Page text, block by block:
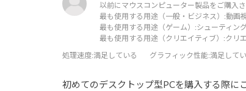
以前にマウスコンピューター製品をご購入
最も使用する用途（一般・ビジネス）:動画
最も使用する用途（ゲーム）:シューティング
最も使用する用途（クリエイティブ）:クリ
処理速度:満足している グラフィック性能:満足して
初めてのデスクトップ型PCを購入する際に